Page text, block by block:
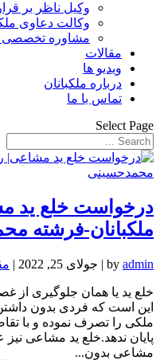
وکیل ناظر بر
وکالت دعاوی
مشاوره تخصصی
مقالات
ویدیو ها
درباره ملکبانان
تماس با ما
Select Page
درخواست خلع ید
ملکبانان-فرشته
by admin
| جولای 25, 2022 |
این است که فردی بدون
ملکی را تصرف نموده و با
پایان ندهد.خلع ید مشاعی
مشاعی بدون...